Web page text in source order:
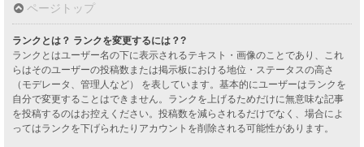
ページトップ
ランクとは？ ランクを変更するには？?
ランクとはユーザー名の下に表示されるテキスト・画像のことであり、これ
らはそのユーザーの投稿数または掲示板における地位・ステータスの高さ
（モデレータ、管理人など） を表しています。基本的にユーザーはランクを
自分で変更することはできません。ランクを上げるためだけに無意味な記事
を投稿するのはお控えください。投稿数を減らされるだけでなく、場合によ
ってはランクを下げられたりアカウントを削除される可能性があります。